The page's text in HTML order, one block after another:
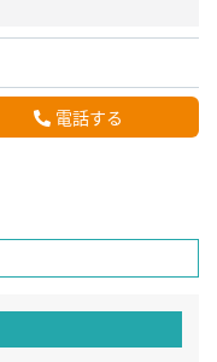
電話する